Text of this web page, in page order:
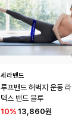
세라밴드
루프밴드 허벅지 운동 라
텍스 밴드 블루
10% 13,860원